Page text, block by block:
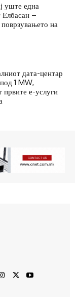
уште една
Елбасан –
на
дата-центар
1 MW,
првите е-услуги